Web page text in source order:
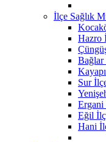
İlçe Sağlık
Hazro
Bağlar
Sur
Ergani
Eğil
Hani